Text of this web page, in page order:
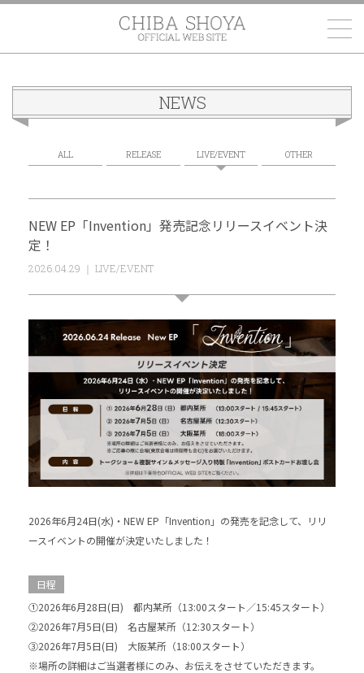
千葉翔也
NEWS
ALL RELEASE LIVE/EVENT OTHER
NEW EP「Invention」発売記念リリースイベント決
定！
2026.04.29 ｜ LIVE/EVENT
2026年6月24日(水)・NEW EP「Invention」の発売を記念して、リリ
ースイベントの開催が決定いたしました！
日程
①2026年6月28日(日) 都内某所（13:00スタート／15:45スタート）
②2026年7月5日(日) 名古屋某所（12:30スタート）
③2026年7月5日(日) 大阪某所（18:00スタート）
※場所の詳細はご当選者様にのみ、お伝えをさせていただきます。